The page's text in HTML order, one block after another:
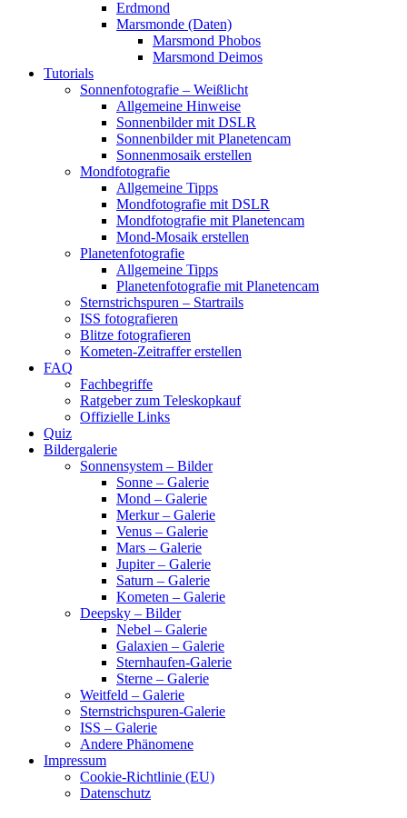
Erdmond
Marsmonde (Daten)
Marsmond Phobos
Marsmond Deimos
Tutorials
Sonnenfotografie – Weißlicht
Allgemeine Hinweise
Sonnenbilder mit DSLR
Sonnenbilder mit Planetencam
Sonnenmosaik erstellen
Mondfotografie
Allgemeine Tipps
Mondfotografie mit DSLR
Mondfotografie mit Planetencam
Mond-Mosaik erstellen
Planetenfotografie
Allgemeine Tipps
Planetenfotografie mit Planetencam
Sternstrichspuren – Startrails
ISS fotografieren
Blitze fotografieren
Kometen-Zeitraffer erstellen
FAQ
Fachbegriffe
Ratgeber zum Teleskopkauf
Offizielle Links
Quiz
Bildergalerie
Sonnensystem – Bilder
Sonne – Galerie
Mond – Galerie
Merkur – Galerie
Venus – Galerie
Mars – Galerie
Jupiter – Galerie
Saturn – Galerie
Kometen – Galerie
Deepsky – Bilder
Nebel – Galerie
Galaxien – Galerie
Sternhaufen-Galerie
Sterne – Galerie
Weitfeld – Galerie
Sternstrichspuren-Galerie
ISS – Galerie
Andere Phänomene
Impressum
Cookie-Richtlinie (EU)
Datenschutz